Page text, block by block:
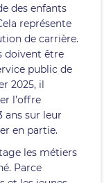
des enfants
représente
de carrière.
doivent être
public de
2025, il
l’offre
ans sur leur
en partie.
les métiers
Parce